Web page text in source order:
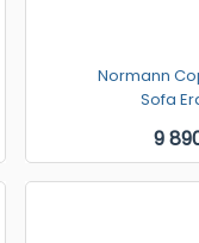
Normann
Sofa
9